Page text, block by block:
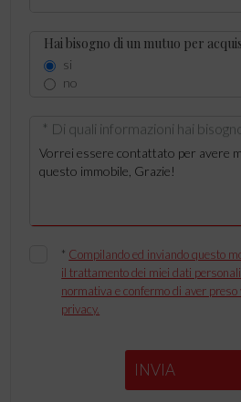
Hai bisogno di un mutuo per
si
no
* Di quali informazioni hai
* Compilando ed inviando questo
il trattamento dei miei dati
normativa e confermo di aver
privacy.
INVIA